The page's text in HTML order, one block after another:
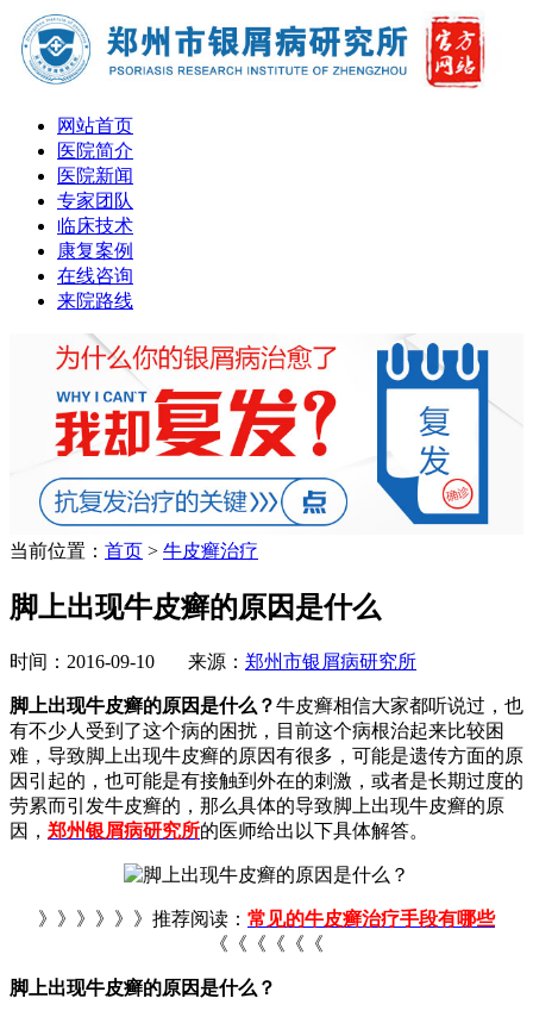
网站首页
医院简介
医院新闻
专家团队
临床技术
康复案例
在线咨询
来院路线
当前位置： 首页 > 牛皮癣治疗
脚上出现牛皮癣的原因是什么
时间：2016-09-10 来源： 郑州市银屑病研究所
脚上出现牛皮癣的原因是什么？牛皮癣相信大家都听说过，也
有不少人受到了这个病的困扰，目前这个病根治起来比较困
难，导致脚上出现牛皮癣的原因有很多，可能是遗传方面的原
因引起的，也可能是有接触到外在的刺激，或者是长期过度的
劳累而引发牛皮癣的，那么具体的导致脚上出现牛皮癣的原
因， 郑州银屑病研究所的医师给出以下具体解答。
》》》》》》推荐阅读： 常见的牛皮癣治疗手段有哪些
《《《《《《
脚上出现牛皮癣的原因是什么？